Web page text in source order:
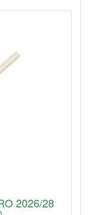
2026/28